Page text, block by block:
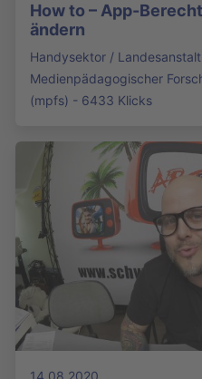
How to – App-
ändern
Handysektor /
Medienpädagogischer
(mpfs) - 6433 Klicks
14.08.2020